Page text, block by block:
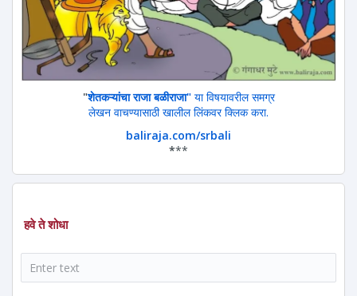
"शेतकऱ्यांचा राजा बळीराजा"या विषयावरील समग्र
लेखन वाचण्यासाठी खालील लिंकवर क्लिक करा.
baliraja.com/srbali
***
हवे ते शोधा
शोध